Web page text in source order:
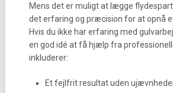
Mens det er muligt at lægge
det erfaring og præcision for at opnå
Hvis du ikke har erfaring med
en god idé at få hjælp fra
inkluderer:
Et fejlfrit resultat uden